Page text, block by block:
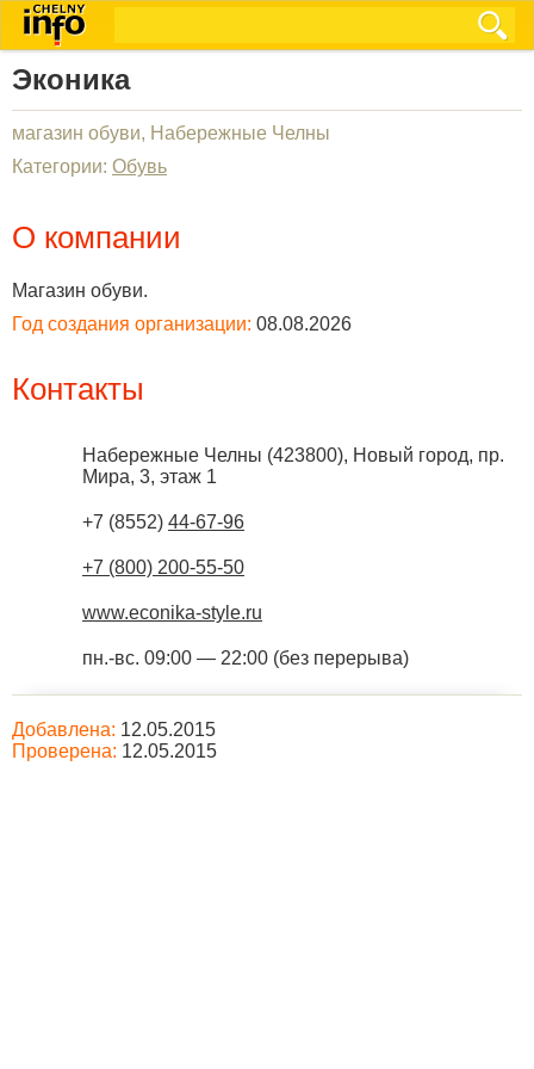
Эконика
магазин обуви, Набережные Челны
Категории: Обувь
О компании
Магазин обуви.
Год создания организации: 08.08.2026
Контакты
Набережные Челны (423800), Новый город, пр.
Мира, 3, этаж 1
+7 (8552) 44-67-96
+7 (800) 200-55-50
www.econika-style.ru
пн.-вс. 09:00 — 22:00 (без перерыва)
Добавлена: 12.05.2015
Проверена: 12.05.2015